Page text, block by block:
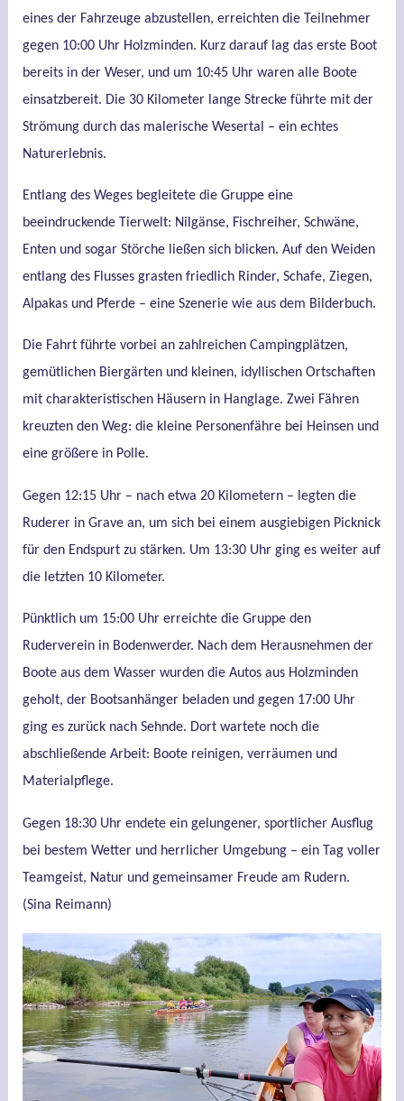
eines der Fahrzeuge abzustellen, erreichten die Teilnehmer
gegen 10:00 Uhr Holzminden. Kurz darauf lag das erste Boot
bereits in der Weser, und um 10:45 Uhr waren alle Boote
einsatzbereit. Die 30 Kilometer lange Strecke führte mit der
Strömung durch das malerische Wesertal – ein echtes
Naturerlebnis.
Entlang des Weges begleitete die Gruppe eine
beeindruckende Tierwelt: Nilgänse, Fischreiher, Schwäne,
Enten und sogar Störche ließen sich blicken. Auf den Weiden
entlang des Flusses grasten friedlich Rinder, Schafe, Ziegen,
Alpakas und Pferde – eine Szenerie wie aus dem Bilderbuch.
Die Fahrt führte vorbei an zahlreichen Campingplätzen,
gemütlichen Biergärten und kleinen, idyllischen Ortschaften
mit charakteristischen Häusern in Hanglage. Zwei Fähren
kreuzten den Weg: die kleine Personenfähre bei Heinsen und
eine größere in Polle.
Gegen 12:15 Uhr – nach etwa 20 Kilometern – legten die
Ruderer in Grave an, um sich bei einem ausgiebigen Picknick
für den Endspurt zu stärken. Um 13:30 Uhr ging es weiter auf
die letzten 10 Kilometer.
Pünktlich um 15:00 Uhr erreichte die Gruppe den
Ruderverein in Bodenwerder. Nach dem Herausnehmen der
Boote aus dem Wasser wurden die Autos aus Holzminden
geholt, der Bootsanhänger beladen und gegen 17:00 Uhr
ging es zurück nach Sehnde. Dort wartete noch die
abschließende Arbeit: Boote reinigen, verräumen und
Materialpflege.
Gegen 18:30 Uhr endete ein gelungener, sportlicher Ausflug
bei bestem Wetter und herrlicher Umgebung – ein Tag voller
Teamgeist, Natur und gemeinsamer Freude am Rudern.
(Sina Reimann)